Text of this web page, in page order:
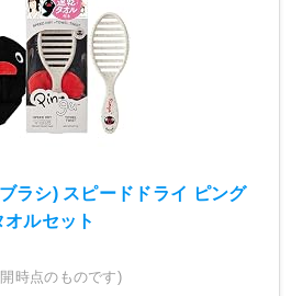
ラシ) スピードドライ ピング
ルセット
時点のものです)